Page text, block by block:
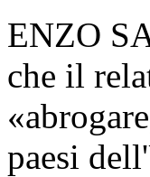
ENZO
che il
paesi